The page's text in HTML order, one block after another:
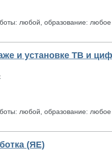
любой, образование: любое
и установке ТВ и
любой, образование: любое
(ЯЕ)